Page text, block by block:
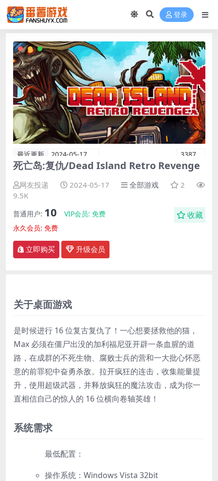
登录
最近更新 2024-05-17 3387
死亡岛:复仇/Dead Island Retro Revenge
网友投递 2024-05-17 全部游戏
2
9.5K
普通用户: 10 VIP会员: 免费
永久会员: 免费
收藏
立即购买 升级会员
关于桌面游戏
是时候进行 16 位复古复仇了！一心想要拯救他的猫，
Max 必须在僵尸出没的加利福尼亚开辟一条血腥的道
路，在成群的不死生物、腐败士兵的营和一大批心怀恶
意的前罪犯中奋勇杀敌。拉开疯狂的连击，收集能量提
升，使用超级武器，并释放疯狂的魔法攻击，成为你一
直相信自己的惊人的 16 位横向卷轴英雄！
系统需求
最低配置：
操作系统：Windows Vista 32bit